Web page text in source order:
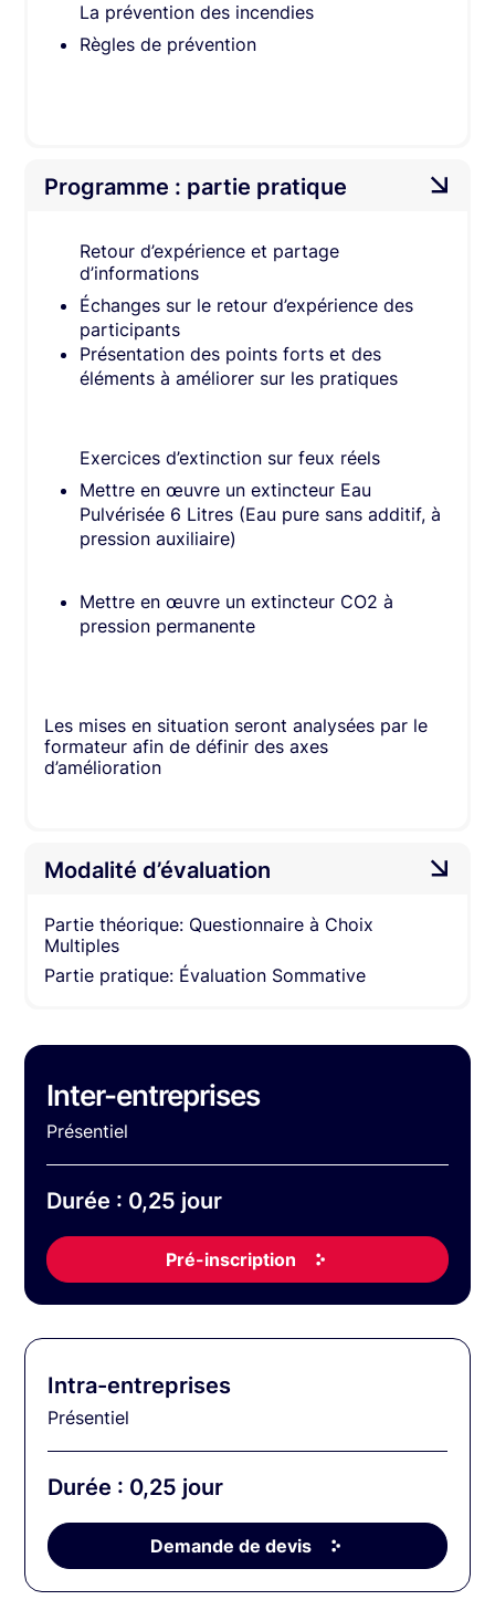
La prévention des incendies​
Règles de prévention​
Programme : partie pratique
Retour d’expérience et partage
d’informations​
Échanges sur le retour d’expérience des
participants​
Présentation des points forts et des
éléments à améliorer sur les pratiques​
Exercices d’extinction sur feux réels​
Mettre en œuvre un extincteur Eau
Pulvérisée 6 Litres (Eau pure sans additif, à
pression auxiliaire)
Mettre en œuvre un extincteur CO2 à
pression permanente
Les mises en situation seront analysées par le
formateur afin de définir des axes
d’amélioration​
Modalité d’évaluation
Partie théorique: Questionnaire à Choix
Multiples
Partie pratique: Évaluation Sommative
Inter-entreprises
Présentiel
Durée : 0,25 jour
Pré-inscription
Intra-entreprises
Présentiel
Durée : 0,25 jour
Demande de devis